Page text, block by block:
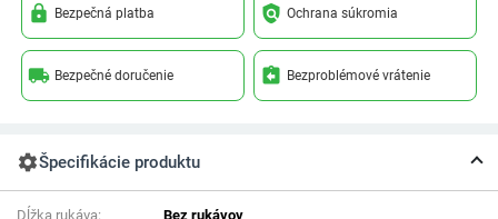
lock Bezpečná platba policy Ochrana súkromia
local_shipping Bezpečné doručenie assignment_return Bezproblémové vrátenie
settingsŠpecifikácie produktu
Dĺžka rukáva:
Bez rukávov